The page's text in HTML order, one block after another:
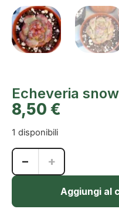
Echeveria
8,50 €
1 disponibili
− +
Aggiungi al